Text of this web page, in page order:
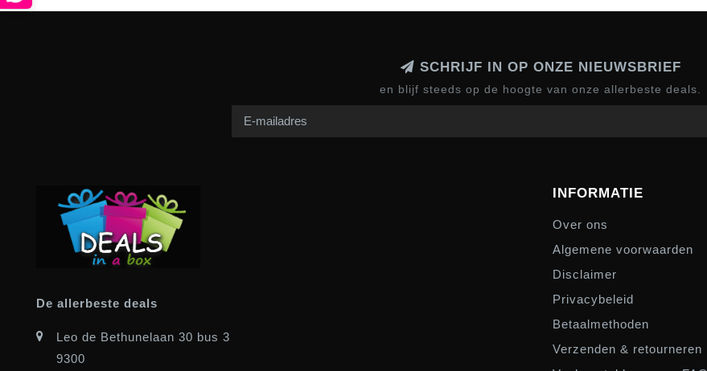
SCHRIJF IN OP ONZE NIEUWSBRIEF
en blijf steeds op de hoogte van onze allerbeste deals.
De allerbeste deals
Leo de Bethunelaan 30 bus 3
9300
INFORMATIE
Over ons
Algemene voorwaarden
Disclaimer
Privacybeleid
Betaalmethoden
Verzenden & retourneren